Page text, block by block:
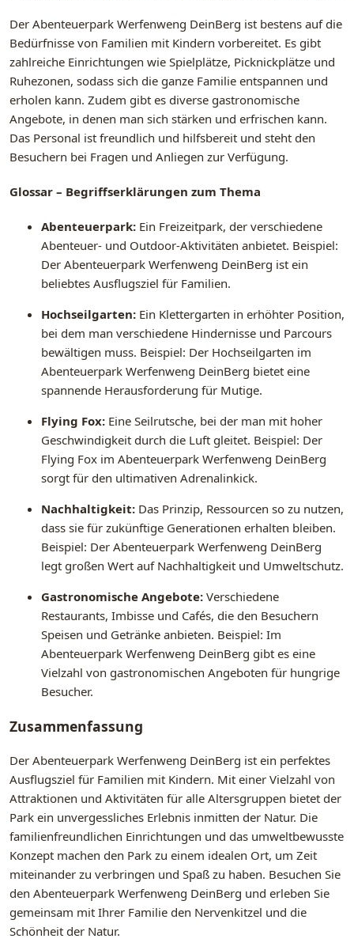
Der Abenteuerpark Werfenweng DeinBerg ist bestens auf die
Bedürfnisse von Familien mit Kindern vorbereitet. Es gibt
zahlreiche Einrichtungen wie Spielplätze, Picknickplätze und
Ruhezonen, sodass sich die ganze Familie entspannen und
erholen kann. Zudem gibt es diverse gastronomische
Angebote, in denen man sich stärken und erfrischen kann.
Das Personal ist freundlich und hilfsbereit und steht den
Besuchern bei Fragen und Anliegen zur Verfügung.
Glossar – Begriffserklärungen zum Thema
Abenteuerpark: Ein Freizeitpark, der verschiedene
Abenteuer- und Outdoor-Aktivitäten anbietet. Beispiel:
Der Abenteuerpark Werfenweng DeinBerg ist ein
beliebtes Ausflugsziel für Familien.
Hochseilgarten: Ein Klettergarten in erhöhter Position,
bei dem man verschiedene Hindernisse und Parcours
bewältigen muss. Beispiel: Der Hochseilgarten im
Abenteuerpark Werfenweng DeinBerg bietet eine
spannende Herausforderung für Mutige.
Flying Fox: Eine Seilrutsche, bei der man mit hoher
Geschwindigkeit durch die Luft gleitet. Beispiel: Der
Flying Fox im Abenteuerpark Werfenweng DeinBerg
sorgt für den ultimativen Adrenalinkick.
Nachhaltigkeit: Das Prinzip, Ressourcen so zu nutzen,
dass sie für zukünftige Generationen erhalten bleiben.
Beispiel: Der Abenteuerpark Werfenweng DeinBerg
legt großen Wert auf Nachhaltigkeit und Umweltschutz.
Gastronomische Angebote: Verschiedene
Restaurants, Imbisse und Cafés, die den Besuchern
Speisen und Getränke anbieten. Beispiel: Im
Abenteuerpark Werfenweng DeinBerg gibt es eine
Vielzahl von gastronomischen Angeboten für hungrige
Besucher.
Zusammenfassung
Der Abenteuerpark Werfenweng DeinBerg ist ein perfektes
Ausflugsziel für Familien mit Kindern. Mit einer Vielzahl von
Attraktionen und Aktivitäten für alle Altersgruppen bietet der
Park ein unvergessliches Erlebnis inmitten der Natur. Die
familienfreundlichen Einrichtungen und das umweltbewusste
Konzept machen den Park zu einem idealen Ort, um Zeit
miteinander zu verbringen und Spaß zu haben. Besuchen Sie
den Abenteuerpark Werfenweng DeinBerg und erleben Sie
gemeinsam mit Ihrer Familie den Nervenkitzel und die
Schönheit der Natur.